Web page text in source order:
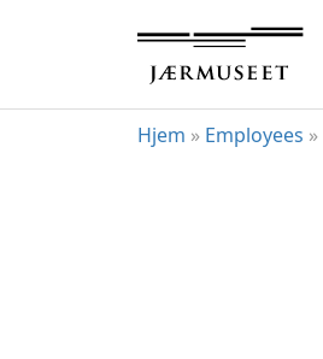
Hjem » Employees »